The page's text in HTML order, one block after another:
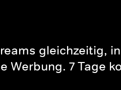
gleichzeitig,
Werbung. 7 Tage